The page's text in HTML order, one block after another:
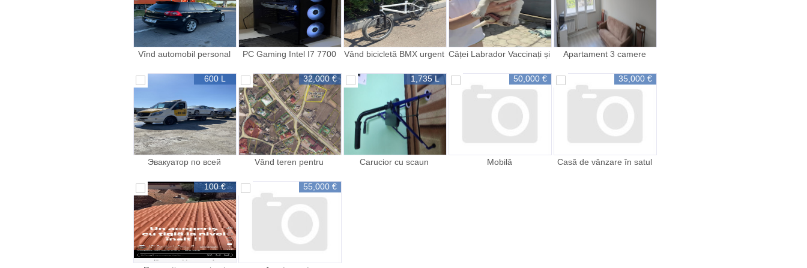
Vînd automobil personal
stare buna nu
PC Gaming Intel I7 7700
Vând bicicletă BMX urgent Căței Labrador Vaccinați și
Apartament 3 camere
600 L
Эвакуатор по всей
32,000 €
Vând teren pentru
1,735 L
Carucior cu scaun
50,000 €
Mobilă
35,000 €
Casă de vânzare în satul
100 €
55,000 €